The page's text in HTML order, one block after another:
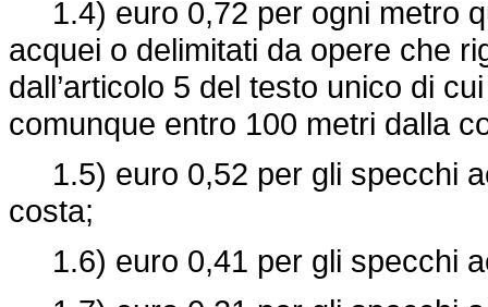
1.4) euro 0,72 per ogni metro
acquei o delimitati da opere che
dall’articolo 5 del testo unico di
comunque entro 100 metri dalla
1.5) euro 0,52 per gli specchi
costa;
1.6) euro 0,41 per gli specchi